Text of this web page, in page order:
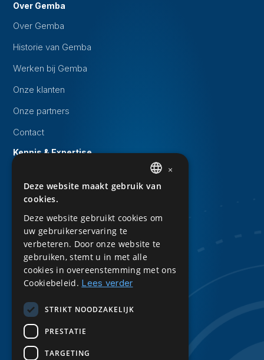
Over Gemba
Over Gemba
Historie van Gemba
Werken bij Gemba
Onze klanten
Onze partners
Contact
Kennis & Expertise
Whitepapers
Kennisbank
Downloads
Privacy Statement
Sitemap
LinkedIn
DUTCH
×
Deze website maakt gebruik van
cookies.
Deze website gebruikt cookies om
uw gebruikerservaring te
verbeteren. Door onze website te
gebruiken, stemt u in met alle
cookies in overeenstemming met ons
Cookiebeleid. Lees verder
STRIKT NOODZAKELIJK
PRESTATIE
TARGETING